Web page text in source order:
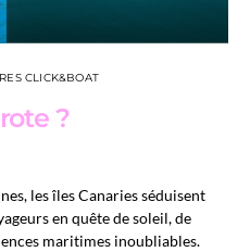
CLICK&BOAT
?
les îles Canaries séduisent
en quête de soleil, de
maritimes inoubliables.